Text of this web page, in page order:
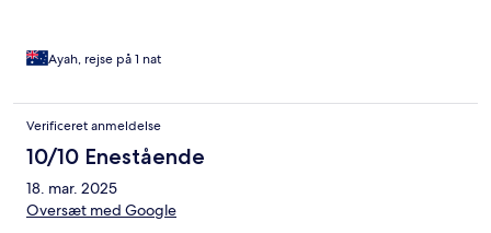
Ayah, rejse på 1 nat
Verificeret anmeldelse
10/10 Enestående
18. mar. 2025
Oversæt med Google